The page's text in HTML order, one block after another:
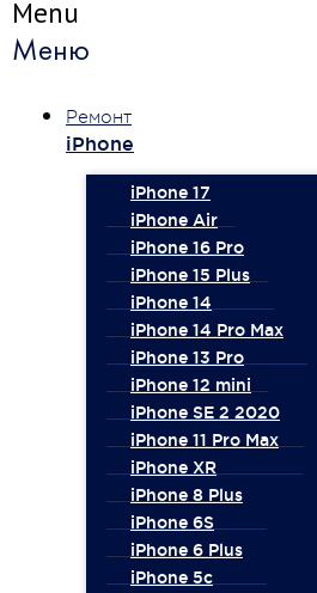
Menu
Меню
Ремонт
iPhone
iPhone 17
iPhone Air
iPhone 16 Pro
iPhone 15 Plus
iPhone 14
iPhone 14 Pro Max
iPhone 13 Pro
iPhone 12 mini
iPhone SE 2 2020
iPhone 11 Pro Max
iPhone XR
iPhone 8 Plus
iPhone 6S
iPhone 6 Plus
iPhone 5c